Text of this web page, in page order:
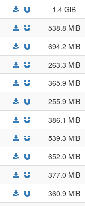
1.4 GiB
538.8 MiB
694.2 MiB
263.3 MiB
365.9 MiB
255.9 MiB
386.1 MiB
539.3 MiB
652.0 MiB
377.0 MiB
360.9 MiB